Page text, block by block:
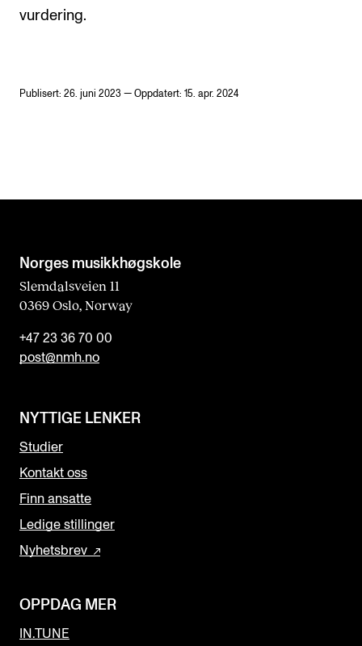
vurdering.
Publisert: 26. juni 2023 — Oppdatert: 15. apr. 2024
Norges musikk­høgskole
Slemdalsveien 11
0369 Oslo, Norway
+47 23 36 70 00
post@nmh.no
NYTTIGE LENKER
Studier
Kontakt oss
Finn ansatte
Ledige stillinger
Nyhetsbrev
OPPDAG MER
IN.TUNE